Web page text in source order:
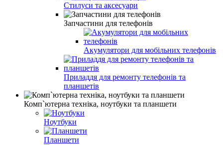
Стилуси та аксесуари
Запчастини для телефонів
Акумулятори для мобільних телефонів
Приладдя для ремонту телефонів та
планшетів
Комп`ютерна техніка, ноутбуки та планшети
Ноутбуки
Планшети